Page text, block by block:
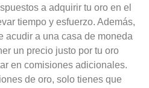
a adquirir tu oro en el
tiempo y esfuerzo. Además,
acudir a una casa de moneda
un precio justo por tu oro
en comisiones adicionales.
de oro, solo tienes que